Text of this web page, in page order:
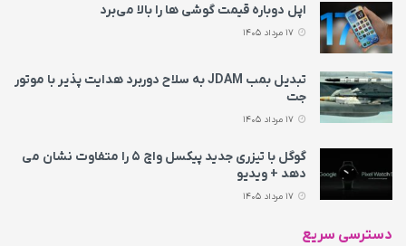
اپل دوباره قیمت‌ گوشی ها را بالا می‌برد
تبدیل بمب JDAM به سلاح دوربرد هدایت پذیر با موتور
جت
گوگل با تیزری جدید پیکسل واچ ۵ را متفاوت نشان می‌
دهد + ویدیو
دسترسی سریع